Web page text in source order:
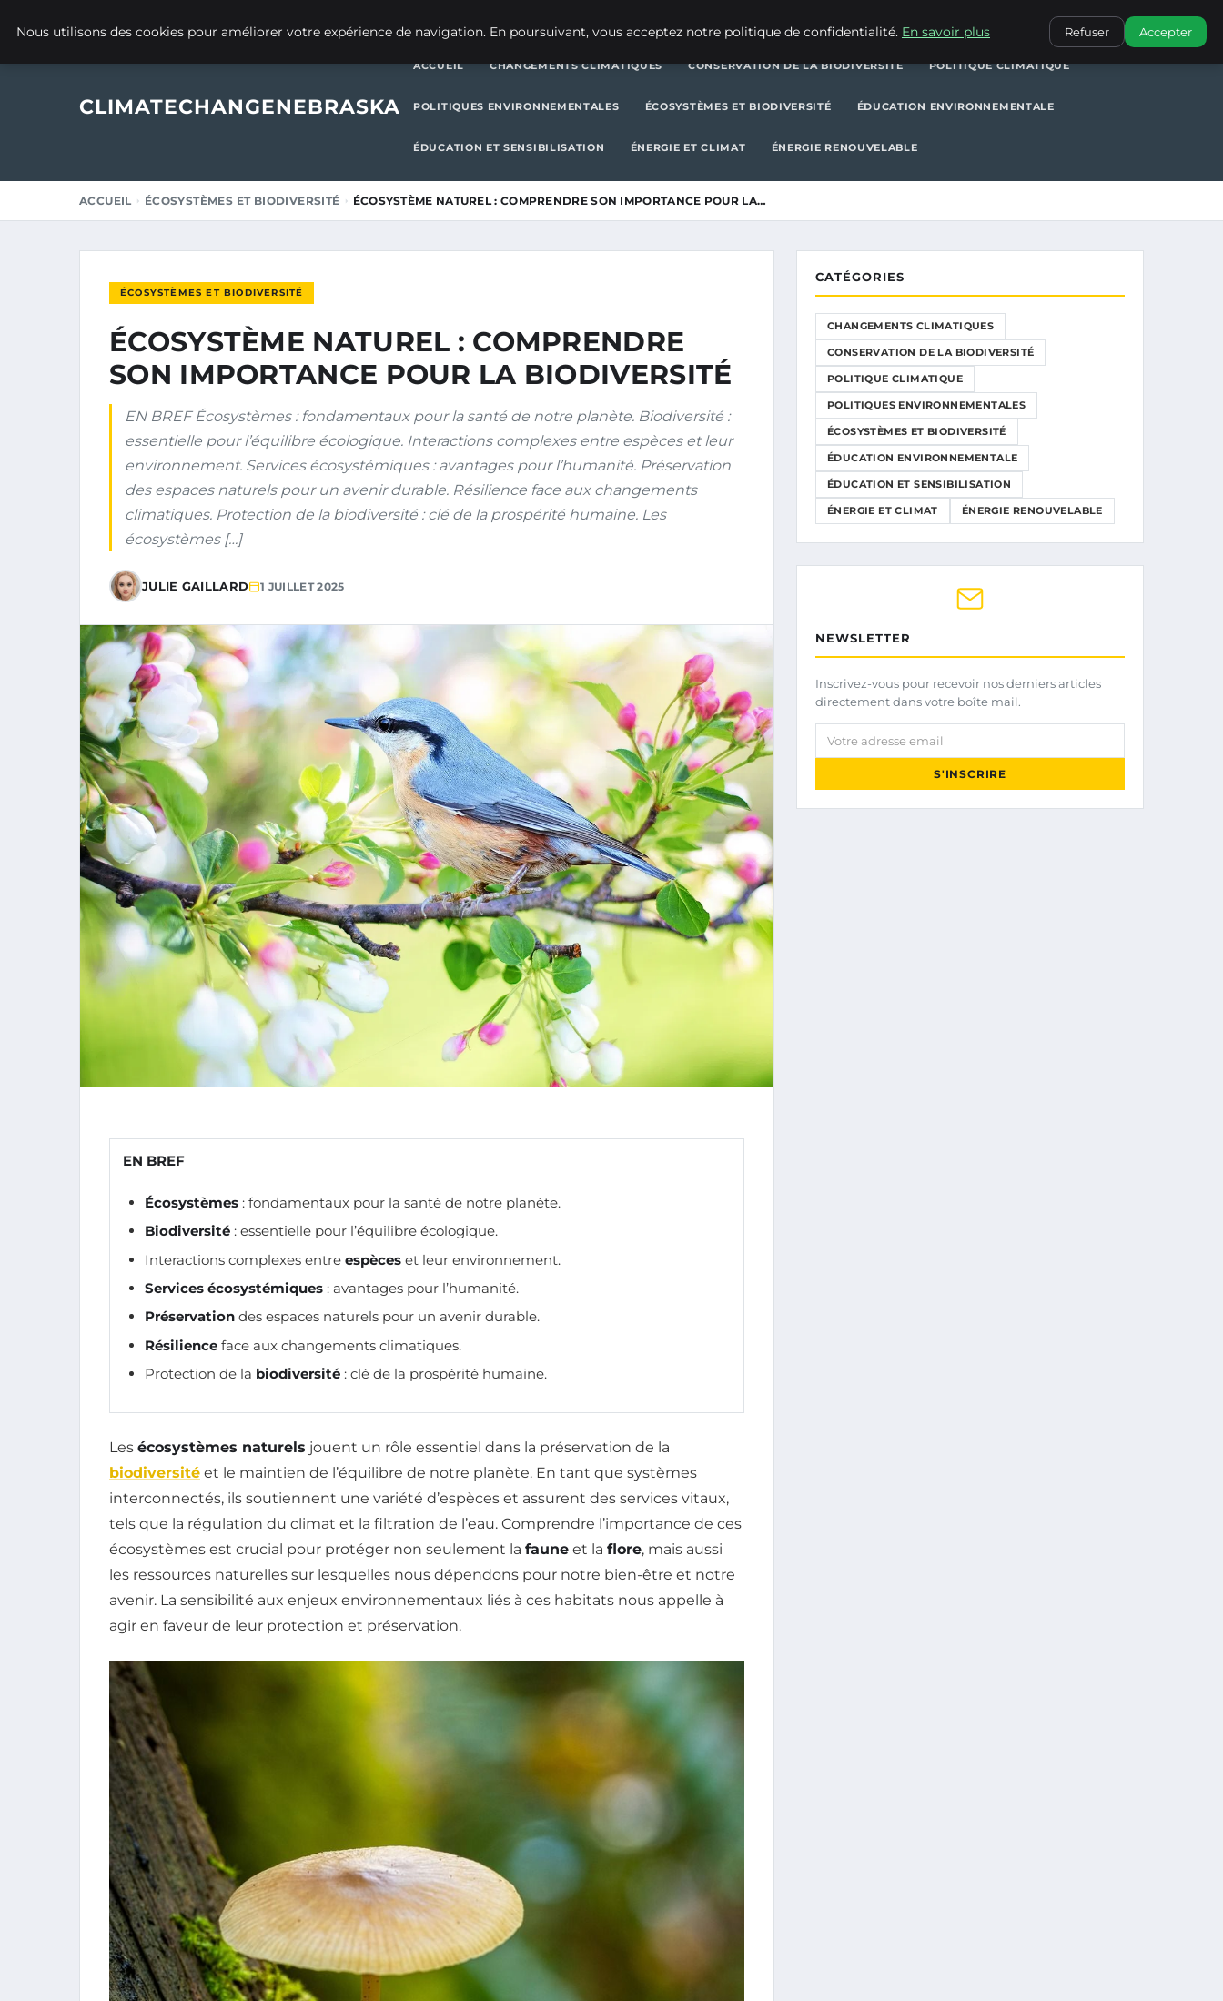
POLITIQUES ENVIRONNEMENTALES
CLIMATECHANGENEBRASKA
ACCUEIL CHANGEMENTS CLIMATIQUES CONSERVATION DE LA BIODIVERSITÉ POLITIQUE CLIMATIQUE
POLITIQUES ENVIRONNEMENTALES ÉCOSYSTÈMES ET BIODIVERSITÉ ÉDUCATION ENVIRONNEMENTALE
ÉDUCATION ET SENSIBILISATION ÉNERGIE ET CLIMAT ÉNERGIE RENOUVELABLE
ACCUEIL ÉCOSYSTÈMES ET BIODIVERSITÉ ÉCOSYSTÈME NATUREL : COMPRENDRE SON IMPORTANCE POUR LA…
ÉCOSYSTÈMES ET BIODIVERSITÉ
ÉCOSYSTÈME NATUREL : COMPRENDRE
SON IMPORTANCE POUR LA BIODIVERSITÉ
EN BREF Écosystèmes : fondamentaux pour la santé de notre planète. Biodiversité :
essentielle pour l’équilibre écologique. Interactions complexes entre espèces et leur
environnement. Services écosystémiques : avantages pour l’humanité. Préservation
des espaces naturels pour un avenir durable. Résilience face aux changements
climatiques. Protection de la biodiversité : clé de la prospérité humaine. Les
écosystèmes […]
JULIE GAILLARD 1 JUILLET 2025
EN BREF
Écosystèmes : fondamentaux pour la santé de notre planète.
Biodiversité : essentielle pour l’équilibre écologique.
Interactions complexes entre espèces et leur environnement.
Services écosystémiques : avantages pour l’humanité.
Préservation des espaces naturels pour un avenir durable.
Résilience face aux changements climatiques.
Protection de la biodiversité : clé de la prospérité humaine.
Les écosystèmes naturels jouent un rôle essentiel dans la préservation de la
biodiversité et le maintien de l’équilibre de notre planète. En tant que systèmes
interconnectés, ils soutiennent une variété d’espèces et assurent des services vitaux,
tels que la régulation du climat et la filtration de l’eau. Comprendre l’importance de ces
écosystèmes est crucial pour protéger non seulement la faune et la flore, mais aussi
les ressources naturelles sur lesquelles nous dépendons pour notre bien-être et notre
avenir. La sensibilité aux enjeux environnementaux liés à ces habitats nous appelle à
agir en faveur de leur protection et préservation.
CATÉGORIES
CHANGEMENTS CLIMATIQUES
CONSERVATION DE LA BIODIVERSITÉ
POLITIQUE CLIMATIQUE
POLITIQUES ENVIRONNEMENTALES
ÉCOSYSTÈMES ET BIODIVERSITÉ
ÉDUCATION ENVIRONNEMENTALE
ÉDUCATION ET SENSIBILISATION
ÉNERGIE ET CLIMAT ÉNERGIE RENOUVELABLE
NEWSLETTER
Inscrivez-vous pour recevoir nos derniers articles
directement dans votre boîte mail.
Votre adresse email
S'INSCRIRE
Nous utilisons des cookies pour améliorer votre expérience de navigation. En poursuivant, vous acceptez notre politique de confidentialité. En savoir plus Refuser Accepter